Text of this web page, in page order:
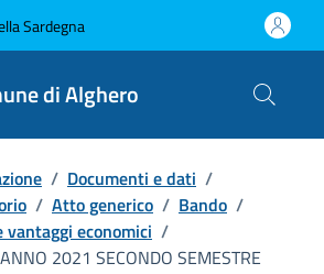
Sardegna
di Alghero
/ Documenti e dati /
/ Atto generico / Bando /
economici /
2021 SECONDO SEMESTRE